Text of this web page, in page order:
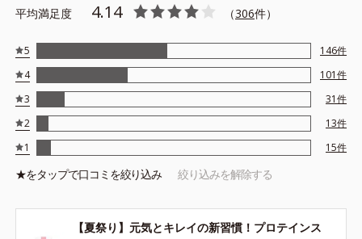
平均満足度 4.14 （306件）
5 146件
4
101件
3
31件
2
13件
1
15件
★をタップで口コミを絞り込み 絞り込みを解除する
【夏祭り】元気とキレイの新習慣！プロテインス